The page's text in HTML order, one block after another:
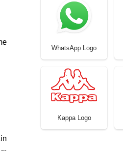
WhatsApp Logo
Kappa Logo